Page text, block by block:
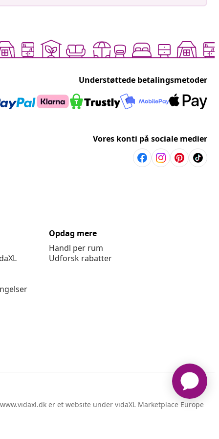
Understøttede betalingsmetoder
Vores konti på sociale medier
Opdag mere
Handl per rum
Udforsk rabatter
er et website under vidaXL Marketplace Europe